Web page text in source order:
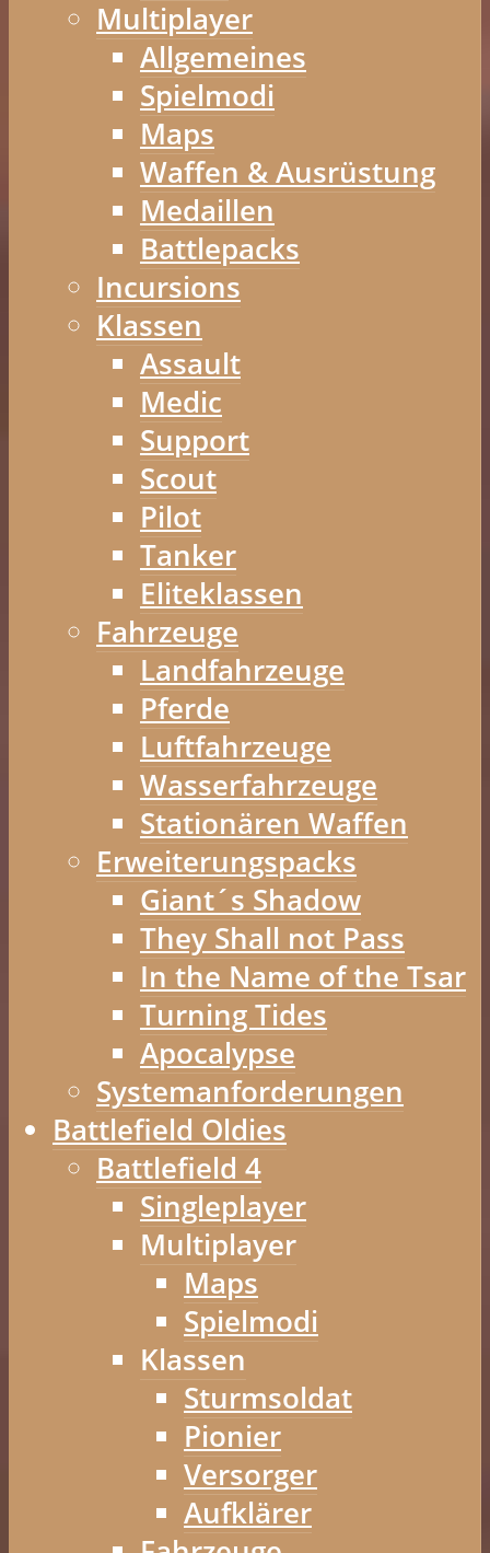
Multiplayer
Allgemeines
Spielmodi
Maps
Waffen & Ausrüstung
Medaillen
Battlepacks
Incursions
Klassen
Assault
Medic
Support
Scout
Pilot
Tanker
Eliteklassen
Fahrzeuge
Landfahrzeuge
Pferde
Luftfahrzeuge
Wasserfahrzeuge
Stationären Waffen
Erweiterungspacks
Giant´s Shadow
They Shall not Pass
In the Name of the Tsar
Turning Tides
Apocalypse
Systemanforderungen
Battlefield Oldies
Battlefield 4
Singleplayer
Multiplayer
Maps
Spielmodi
Klassen
Sturmsoldat
Pionier
Versorger
Aufklärer